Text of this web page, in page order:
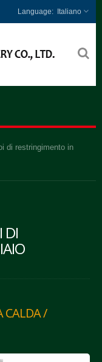
Italiano
di restringimento in
DI
CALDA /